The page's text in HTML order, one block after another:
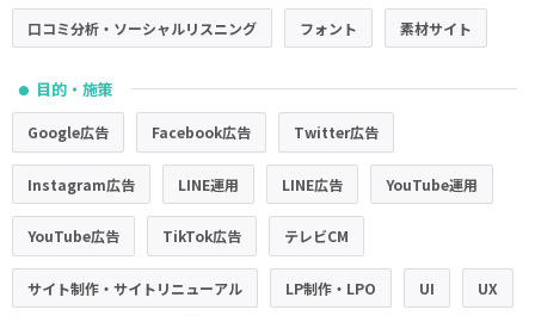
口コミ分析・ソーシャルリスニング フォント 素材サイト
● 目的・施策
Google広告 Facebook広告 Twitter広告
Instagram広告 LINE運用 LINE広告 YouTube運用
YouTube広告 TikTok広告 テレビCM
サイト制作・サイトリニューアル LP制作・LPO UI UX